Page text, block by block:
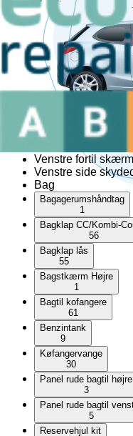
Hardtop
Højre bagtil skærm
Højre foran
Højre fortil skærm
Højre side
Kofangerbeslag
Kofangerhjørne
Skærm liste
Soltag
Tagræling
Venstre bagtil
Venstre fortil
Venstre side
Bag
Bagagerumshåndtag
1
Bagklap CC/Kombi-
56
Bagklap lås
55
Bagstkærm Højre
1
Bagtil kofangere
61
Benzintank
9
Køfangervange
30
Panel rude bagtil højre
3
Panel rude bagtil
5
Reservehjul kit